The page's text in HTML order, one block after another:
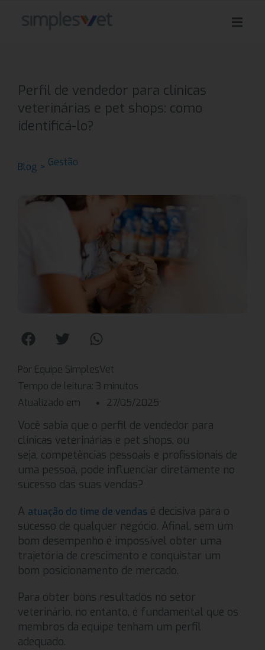
Perfil de vendedor para clínicas
veterinárias e pet shops: como
identificá-lo?
Blog > Gestão
Por Equipe SimplesVet
Tempo de leitura: 3 minutos
Atualizado em
27/05/2025
Você sabia que o perfil de vendedor para
clínicas veterinárias e pet shops, ou
seja, competências pessoais e profissionais de
uma pessoa, pode influenciar diretamente no
sucesso das suas vendas?
A atuação do time de vendas é decisiva para o
sucesso de qualquer negócio. Afinal, sem um
bom desempenho é impossível obter uma
trajetória de crescimento e conquistar um
bom posicionamento de mercado.
Para obter bons resultados no setor
veterinário, no entanto, é fundamental que os
membros da equipe tenham um perfil
adequado.